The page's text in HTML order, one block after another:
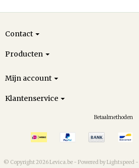
Contact
Producten
Mijn account
Klantenservice
Betaalmethoden
© Copyright 2026 Levica.be - Powered byLightspeed -